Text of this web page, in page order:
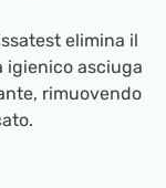
elimina il
igienico asciuga
rimuovendo